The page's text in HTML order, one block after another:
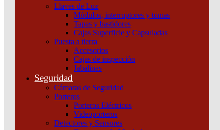
Llaves de Luz
Módulos, interruptores y tomas
Tapas y bastidores
Cajas Superficie y Capsuladas
Puesta a tierra
Accesorios
Cajas de inspección
Jabalinas
Seguridad
Cámaras de Seguridad
Porteros
Porteros Eléctricos
Videoporteros
Detectores y Sensores
Unidad Easy UPS 3M de 60 kVA y 400 V 3:3 UPS para
baterías externas, puesta en marcha 5 x 8
Añadir al carrito